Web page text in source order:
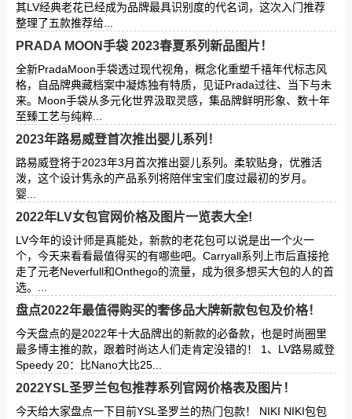
其LV经典老花已经成为品牌最具识别度的代名词，这次入门推荐
整理了五款推荐给...
PRADA MOON手袋 2023春夏系列新品图片！
全新PradaMoon手袋透过现代视角，概念化重塑千禧年代标志风
格，自品牌典藏档案中凝炼独有特质，见证Prada过往、当下与未
来。Moon手袋从多元化世界汲取灵感，集品牌鲜明形象、数十年
至臻工艺与纯粹...
2023年路易威登首次推出婴儿系列！
路易威登将于2023年3⽉⾸次推出婴⼉系列。柔软贴身，优雅活
泼，这个设计隽永的产品系列将陪伴宝宝们度过最初的岁⽉。
婴...
2022年LV女包官网价格及图片一览表大全!
LV今年的设计师是真能处，新款的老花包可以说是出一个火一
个，今天来看看最值得买的有哪些吧。Carryall系列上市后直接抢
走了元老Neverfull和Onthego的流量，成为很多想买大包的人的首
选。...
盘点2022年最值得购买的奢侈品大牌新款包包及价格！
今天盘点的是2022年十大品牌出的新款的必备款，也是时尚圈里
最多博主推的款，跟着时尚达人们走肯定没错的！ 1、LV路易威登
Speedy 20：比Nano大比25...
2022YSL圣罗兰包包推荐系列官网价格表及图片！
今天给大家盘点一下目前YSL圣罗兰的热门包款！ NIKI NIKI包包